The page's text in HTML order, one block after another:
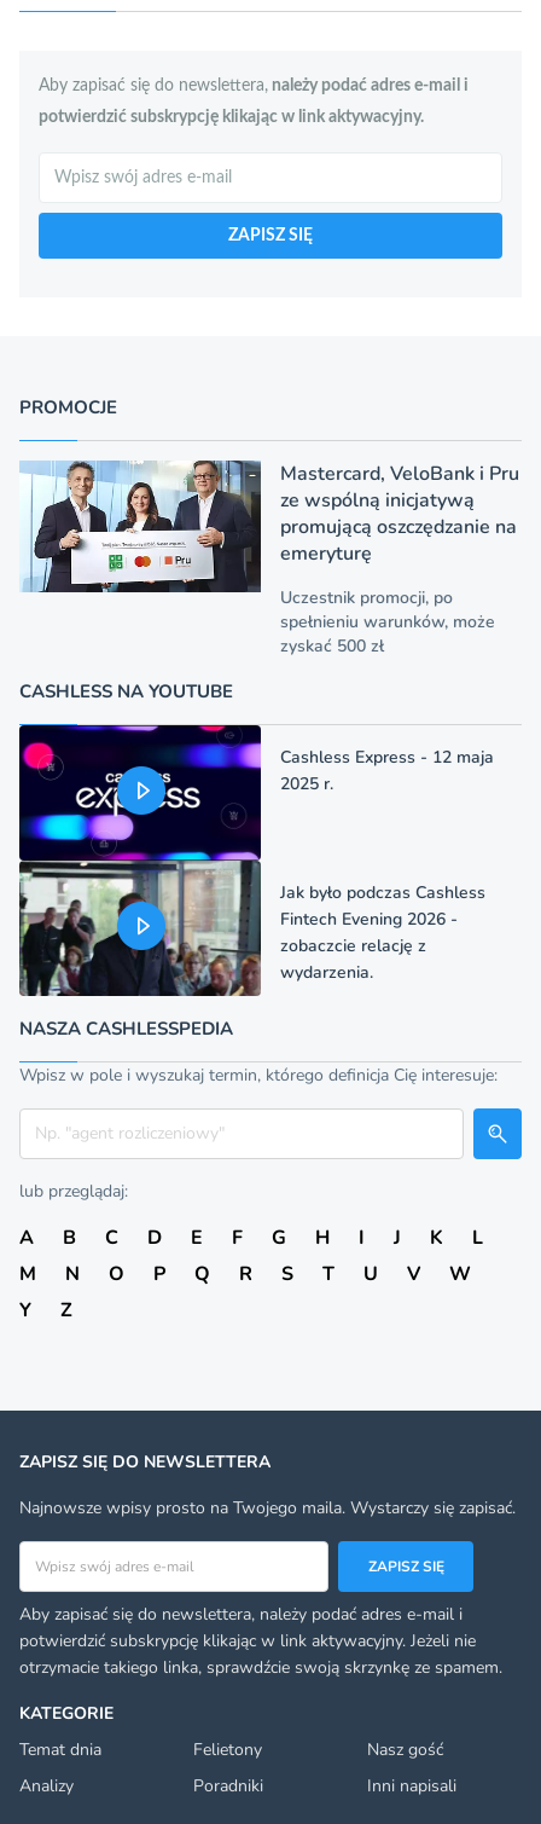
Aby zapisać się do newslettera, należy podać adres e-mail i
potwierdzić subskrypcję klikając w link aktywacyjny.
Szukaj
ZAPISZ SIĘ
PROMOCJE
Mastercard, VeloBank i Pru
ze wspólną inicjatywą
promującą oszczędzanie na
emeryturę
Uczestnik promocji, po
spełnieniu warunków, może
zyskać 500 zł
CASHLESS NA YOUTUBE
Cashless Express - 12 maja
2025 r.
Jak było podczas Cashless
Fintech Evening 2026 -
zobaczcie relację z
wydarzenia.
NASZA CASHLESSPEDIA
Wpisz w pole i wyszukaj termin, którego definicja Cię interesuje:
Szukaj
lub przeglądaj:
A B C D E F G H I J K
L
M
N O P Q R S T U V
W
Y
Z
KATEGORIE
Temat dnia
Felietony
Nasz gość
Analizy
Poradniki
Inni napisali
ZAPISZ SIĘ DO NEWSLETTERA
Najnowsze wpisy prosto na Twojego maila. Wystarczy się zapisać.
ZAPISZ SIĘ
Aby zapisać się do newslettera, należy podać adres e-mail i
potwierdzić subskrypcję klikając w link aktywacyjny. Jeżeli nie
otrzymacie takiego linka, sprawdźcie swoją skrzynkę ze spamem.